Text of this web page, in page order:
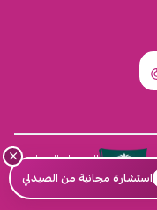
السجل التجاري
4030431116
×
استشارة مجانية من الصيدلي